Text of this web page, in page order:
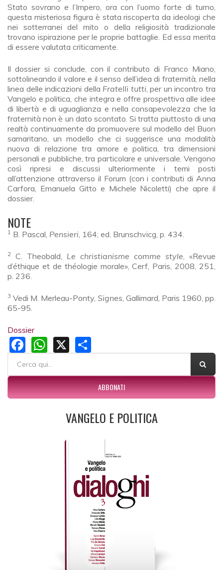
Stato sovrano e l’Impero, ora con l’uomo forte di turno,
questa misteriosa figura è stata riscoperta da ideologi che
nei sotterranei del mito o della religiosità tradizionale
trovano ispirazione per le proprie battaglie. Ed essa merita
di essere valutata criticamente.
Il dossier si conclude, con il contributo di Franco Miano,
sottolineando il valore e il senso dell’idea di fraternità, nella
linea delle indicazioni della Fratelli tutti, per un incontro tra
Vangelo e politica, che integra e offre prospettiva alle idee
di libertà e di uguaglianza e nella consapevolezza che la
fraternità non è un dato scontato. Si tratta piuttosto di una
realtà continuamente da promuovere sul modello del Buon
samaritano, un modello che ci suggerisce una modalità
nuova di relazione tra amore e politica, tra dimensioni
personali e pubbliche, tra particolare e universale. Vengono
così ripresi e discussi ulteriormente i temi posti
all’attenzione attraverso il Forum (con i contributi di Anna
Carfora, Emanuela Gitto e Michele Nicoletti) che apre il
dossier.
NOTE
1 B. Pascal, Pensieri, 164; ed. Brunschvicg, p. 434.
2 C. Theobald, Le christianisme comme style, «Revue
d’éthique et de théologie morale», Cerf, Paris, 2008, 251,
p. 236.
3 Vedi M. Merleau-Ponty, Signes, Gallimard, Paris 1960, pp.
65-95.
Dossier
Facebook
WhatsApp
X
FORM DI RICERCA
ABBONATI
VANGELO E POLITICA